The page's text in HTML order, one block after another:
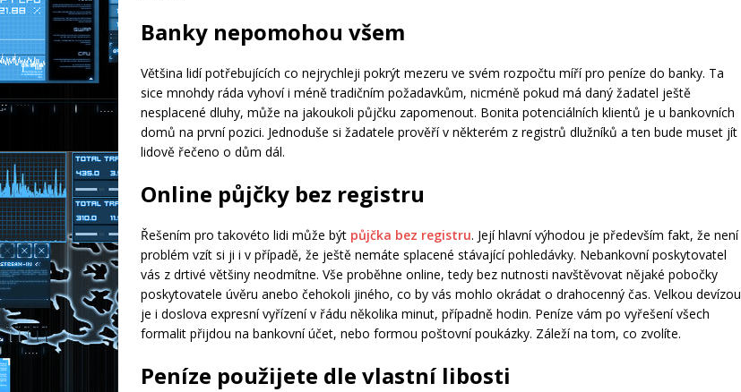
Banky nepomohou všem
Většina lidí potřebujících co nejrychleji pokrýt mezeru ve svém rozpočtu míří pro peníze do banky. Ta
sice mnohdy ráda vyhoví i méně tradičním požadavkům, nicméně pokud má daný žadatel ještě
nesplacené dluhy, může na jakoukoli půjčku zapomenout. Bonita potenciálních klientů je u bankovních
domů na první pozici. Jednoduše si žadatele prověří v některém z registrů dlužníků a ten bude muset jít
lidově řečeno o dům dál.
Online půjčky bez registru
Řešením pro takovéto lidi může být půjčka bez registru. Její hlavní výhodou je především fakt, že není
problém vzít si ji i v případě, že ještě nemáte splacené stávající pohledávky. Nebankovní poskytovatel
vás z drtivé většiny neodmítne. Vše proběhne online, tedy bez nutnosti navštěvovat nějaké pobočky
poskytovatele úvěru anebo čehokoli jiného, co by vás mohlo okrádat o drahocenný čas. Velkou devízou
je i doslova expresní vyřízení v řádu několika minut, případně hodin. Peníze vám po vyřešení všech
formalit přijdou na bankovní účet, nebo formou poštovní poukázky. Záleží na tom, co zvolíte.
Peníze použijete dle vlastní libosti